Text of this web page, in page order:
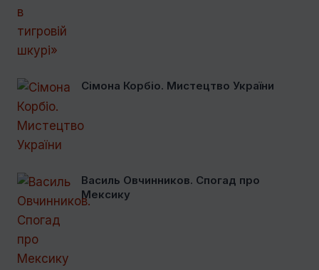
Сімона Корбіо. Мистецтво України
Василь Овчинников. Спогад про
Мексику